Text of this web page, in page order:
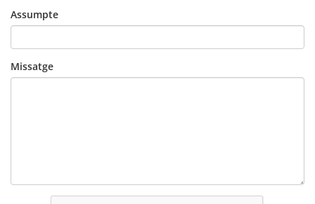
Assumpte
Missatge